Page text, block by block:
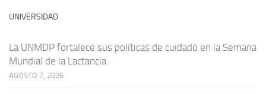
UNIVERSIDAD
La UNMDP fortalece sus políticas de cuidado en la Semana
Mundial de la Lactancia
AGOSTO 7, 2026